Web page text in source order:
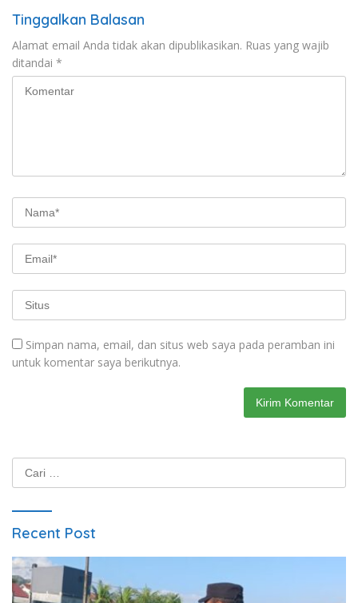
Tinggalkan Balasan
Alamat email Anda tidak akan dipublikasikan. Ruas yang wajib
ditandai *
Simpan nama, email, dan situs web saya pada peramban ini
untuk komentar saya berikutnya.
Cari
untuk:
Recent Post